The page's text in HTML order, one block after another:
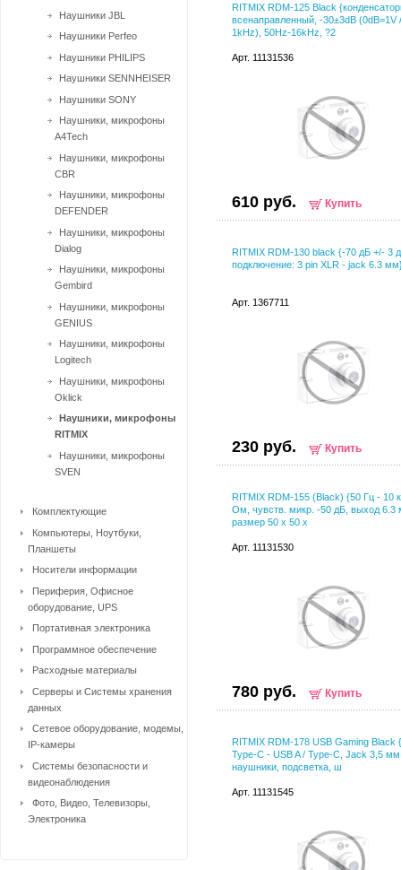
RITMIX RDM-125 Black
всенаправленный, -30±3dB (0dB=1V
1kHz), 50Hz-16kHz, ?2
Арт. 11131536
610 руб. Купить
RITMIX RDM-130 black {-70 дБ +/- 3
подключение: 3 pin XLR - jack 6.3
Арт. 1367711
230 руб. Купить
RITMIX RDM-155 (Black) {50 Гц - 10
Ом, чувств. микр. -50 дБ, выход 6.3
размер 50 x 50 x
Арт. 11131530
780 руб. Купить
RITMIX RDM-178 USB Gaming Black
Type-C - USB A / Type-C, Jack 3,5
наушники, подсветка, ш
Арт. 11131545
Наушники JBL
Наушники Perfeo
Наушники PHILIPS
Наушники SENNHEISER
Наушники SONY
Наушники, микрофоны
A4Tech
Наушники, микрофоны
CBR
Наушники, микрофоны
DEFENDER
Наушники, микрофоны
Dialog
Наушники, микрофоны
Gembird
Наушники, микрофоны
GENIUS
Наушники, микрофоны
Logitech
Наушники, микрофоны
Oklick
Наушники, микрофоны
RITMIX
Наушники, микрофоны
SVEN
Комплектующие
Компьютеры, Ноутбуки,
Планшеты
Носители информации
Периферия, Офисное
оборудование, UPS
Портативная электроника
Программное обеспечение
Расходные материалы
Серверы и Системы хранения
данных
Сетевое оборудование, модемы,
IP-камеры
Системы безопасности и
видеонаблюдения
Фото, Видео, Телевизоры,
Электроника